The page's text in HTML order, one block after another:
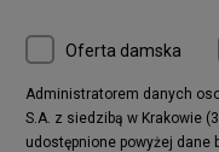
kierownicą. W naszej
w formie czapek z
materiał chroni szyję
Ty nie musisz obawiać
intensywnych opadów.
Oferta damska
Administratorem danych
S.A. z siedzibą w Krakowie
udostępnione powyżej dane